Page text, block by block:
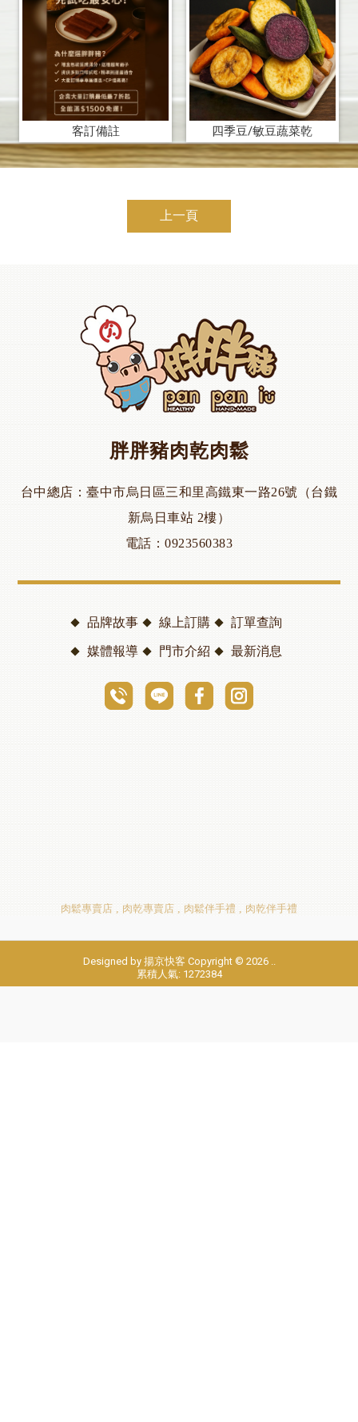
客訂備註 四季豆/敏豆蔬菜乾
上一頁
胖胖豬肉乾肉鬆
台中總店
臺中市烏日區三和里高鐵東一路26號（台鐵
新烏日車站 2樓）
電話
0923560383
品牌故事 線上訂購 訂單查詢
媒體報導 門市介紹 最新消息
肉鬆專賣店 肉乾專賣店 肉鬆伴手禮 肉乾伴手禮
Designed by 揚京快客 Copyright © 2026 ..
累積人氣: 1272384